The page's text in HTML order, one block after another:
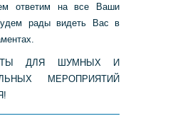
ответим на все Ваши
рады видеть Вас в
ДЛЯ ШУМНЫХ И
МЕРОПРИЯТИЙ